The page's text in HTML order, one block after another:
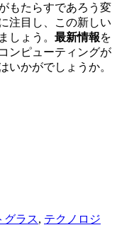
もたらすであろう変
注目し、この新しい
しょう。 最新情報を
ンピューティングが
いかがでしょうか。
グラス, テクノロジ